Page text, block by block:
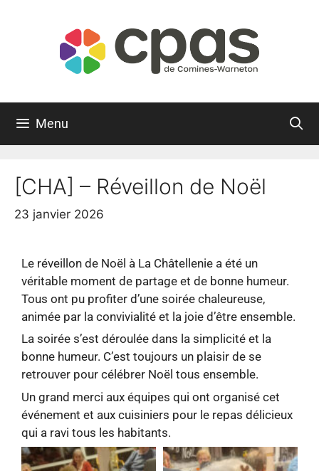
Menu
[CHA] – Réveillon de Noël
23 janvier 2026
Le réveillon de Noël à La Châtellenie a été un
véritable moment de partage et de bonne humeur.
Tous ont pu profiter d’une soirée chaleureuse,
animée par la convivialité et la joie d’être ensemble.
La soirée s’est déroulée dans la simplicité et la
bonne humeur. C’est toujours un plaisir de se
retrouver pour célébrer Noël tous ensemble.
Un grand merci aux équipes qui ont organisé cet
événement et aux cuisiniers pour le repas délicieux
qui a ravi tous les habitants.